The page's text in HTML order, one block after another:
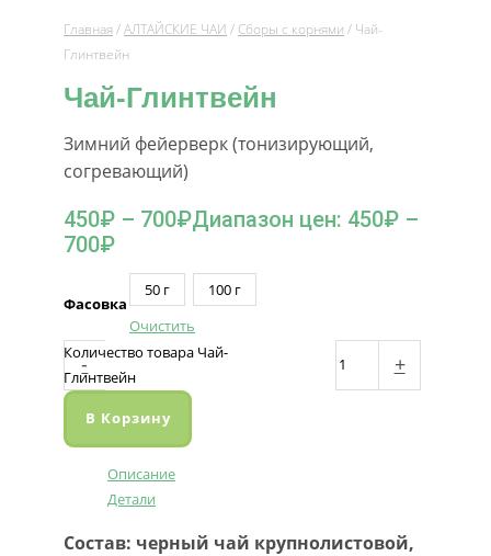
Главная /АЛТАЙСКИЕ ЧАИ / Сборы с корнями / Чай-
Глинтвейн
Чай-Глинтвейн
Зимний фейерверк (тонизирующий,
согревающий)
450₽ – 700₽Диапазон цен: 450₽ –
700₽
Фасовка
50 г
100 г
Очистить
-
Количество товара Чай-
Глинтвейн
+
В Корзину
Описание
Детали
Состав: черный чай крупнолистовой,